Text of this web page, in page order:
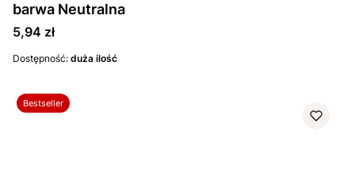
barwa Neutralna
Cena
5,94 zł
Dostępność: duża ilość
Bestseller